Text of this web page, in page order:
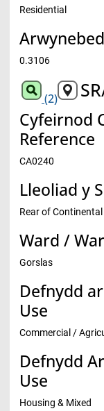
Residential
0.3106
(2)
Cyfeirnod
Reference
CA0240
Lleoliad y
Rear of
Ward /
Gorslas
Defnydd
Use
Commercial /
Defnydd
Use
Housing & Mixed